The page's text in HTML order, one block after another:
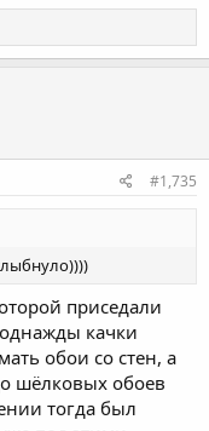
#1,735
приседали
качки
обои со стен, а
шёлковых обоев
тогда был